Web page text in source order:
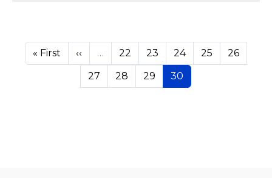
Stronicowanie
Pierwsza strona
« First Poprzednia strona
‹‹ … Page
22 Page
23 Page
24 Page
25 Page
26
Page
27 Page
28 Page
29 Page
30